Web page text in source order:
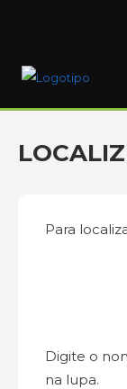
Para
Digite o
na lupa.